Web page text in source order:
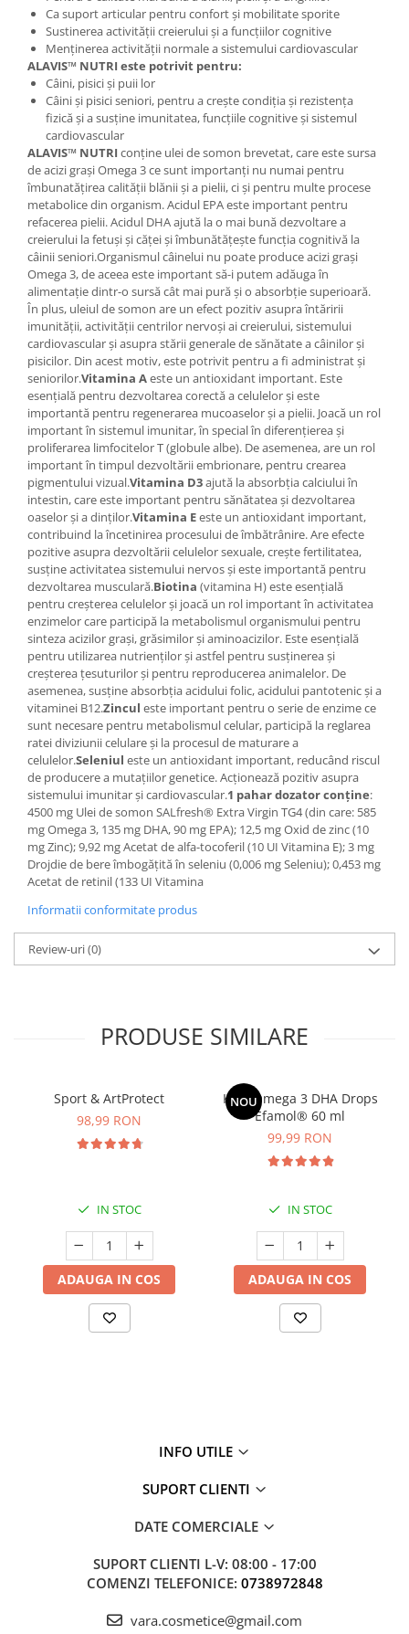
Cătină
Chlorella
Colina
Electroliti
Produse Apicole
Cacao
Ca suport articular pentru confort și mobilitate sporite
Sustinerea activității creierului și a funcțiilor cognitive
Menținerea activității normale a sistemului cardiovascular
ALAVIS™ NUTRI este potrivit pentru:
Câini, pisici și puii lor
Câini și pisici seniori, pentru a crește condiția și rezistența
fizică și a susține imunitatea, funcțiile cognitive și sistemul
cardiovascular
ALAVIS™ NUTRI conține ulei de somon brevetat, care este sursa
de acizi grași Omega 3 ce sunt importanți nu numai pentru
îmbunatățirea calității blănii și a pielii, ci și pentru multe procese
metabolice din organism. Acidul EPA este important pentru
refacerea pielii. Acidul DHA ajută la o mai bună dezvoltare a
creierului la fetuși și căței și îmbunătățește funcția cognitivă la
câinii seniori.Organismul câinelui nu poate produce acizi grași
Omega 3, de aceea este important să-i putem adăuga în
alimentație dintr-o sursă cât mai pură și o absorbție superioară.
În plus, uleiul de somon are un efect pozitiv asupra întăririi
imunității, activității centrilor nervoși ai creierului, sistemului
cardiovascular și asupra stării generale de sănătate a câinilor și
pisicilor. Din acest motiv, este potrivit pentru a fi administrat și
seniorilor.Vitamina Aeste un antioxidant important. Este
esențială pentru dezvoltarea corectă a celulelor și este
importantă pentru regenerarea mucoaselor și a pielii. Joacă un rol
important în sistemul imunitar, în special în diferențierea și
proliferarea limfocitelor T (globule albe). De asemenea, are un rol
important în timpul dezvoltării embrionare, pentru crearea
pigmentului vizual.Vitamina D3ajută la absorbția calciului în
intestin, care este important pentru sănătatea și dezvoltarea
oaselor și a dinților.Vitamina Eeste un antioxidant important,
contribuind la încetinirea procesului de îmbătrânire. Are efecte
pozitive asupra dezvoltării celulelor sexuale, crește fertilitatea,
susține activitatea sistemului nervos și este importantă pentru
dezvoltarea musculară.Biotina (vitamina H) este esențială
pentru creșterea celulelor și joacă un rol important în activitatea
enzimelor care participă la metabolismul organismului pentru
sinteza acizilor grași, grăsimilor și aminoacizilor. Este esențială
pentru utilizarea nutrienților și astfel pentru susținerea și
creșterea țesuturilor și pentru reproducerea animalelor. De
asemenea, susține absorbția acidului folic, acidului pantotenic și a
vitaminei B12.Zincul este important pentru o serie de enzime ce
sunt necesare pentru metabolismul celular, participă la reglarea
ratei diviziunii celulare și la procesul de maturare a
celulelor.Seleniul este un antioxidant important, reducând riscul
de producere a mutațiilor genetice. Acționează pozitiv asupra
sistemului imunitar și cardiovascular.1 pahar dozator conține:
4500 mg Ulei de somon SALfresh® Extra Virgin TG4 (din care: 585
mg Omega 3, 135 mg DHA, 90 mg EPA); 12,5 mg Oxid de zinc (10
mg Zinc); 9,92 mg Acetat de alfa-tocoferil (10 UI Vitamina E); 3 mg
Drojdie de bere îmbogățită în seleniu (0,006 mg Seleniu); 0,453 mg
Acetat de retinil (133 UI Vitamina
Informatii conformitate produs
Review-uri(0)
PRODUSE SIMILARE
Sport & ArtProtect
98,99 RON
IN STOC
ADAUGA IN COS
NOU
Kids Omega 3 DHA Drops
Efamol® 60 ml
99,99 RON
IN STOC
ADAUGA IN COS
INFO UTILE
SUPORT CLIENTI
DATE COMERCIALE
SUPORT CLIENTI L-V: 08:00 - 17:00
COMENZI TELEFONICE: 0738972848
vara.cosmetice@gmail.com